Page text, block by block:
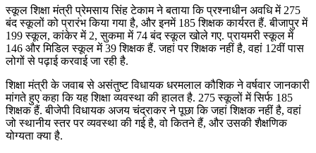
स्कूल शिक्षा मंत्री प्रेमसाय सिंह टेकाम ने बताया कि प्रश्नाधीन अवधि में 275
बंद स्कूलों को प्रारंभ किया गया है, और इनमें 185 शिक्षक कार्यरत हैं. बीजापुर में
199 स्कूल, कांकेर में 2, सुकमा में 74 बंद स्कूल खोले गए. प्रायमरी स्कूल में
146 और मिडिल स्कूल में 39 शिक्षक हैं. जहां पर शिक्षक नहीं है, वहां 12वीं पास
लोगों से पढ़ाई करवाई जा रही है.
शिक्षा मंत्री के जवाब से असंतुष्ट विधायक धरमलाल कौशिक ने वर्षवार जानकारी
मांगते हुए कहा कि यह शिक्षा व्यवस्था की हालत है. 275 स्कूलों में सिर्फ 185
शिक्षक हैं. बीजेपी विधायक अजय चंद्राकर ने पूछा कि जहां शिक्षक नहीं है, वहां
जो स्थानीय स्तर पर व्यवस्था की गई है, वो कितने हैं, और उसकी शैक्षणिक
योग्यता क्या है.